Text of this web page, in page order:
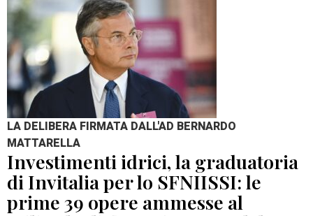
LA DELIBERA FIRMATA DALL'AD BERNARDO
MATTARELLA
Investimenti idrici, la graduatoria
di Invitalia per lo SFNIISSI: le
prime 39 opere ammesse al